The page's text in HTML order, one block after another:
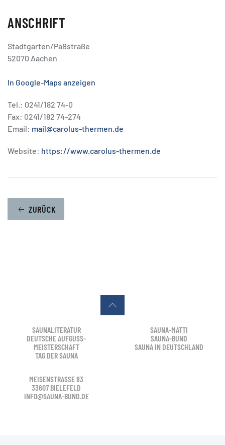
ANSCHRIFT
Stadtgarten/Paßstraße
52070 Aachen
In Google-Maps anzeigen
Tel.: 0241/182 74-0
Fax: 0241/182 74-274
Email: mail@carolus-thermen.de
Website: https://www.carolus-thermen.de
ZURÜCK
SAUNALITERATUR
DEUTSCHE AUFGUSS-
MEISTERSCHAFT
TAG DER SAUNA
SAUNA-MATTI
SAUNA-BUND
SAUNA IN DEUTSCHLAND
MEISENSTRASSE 83
33607 BIELEFELD
INFO@SAUNA-BUND.DE